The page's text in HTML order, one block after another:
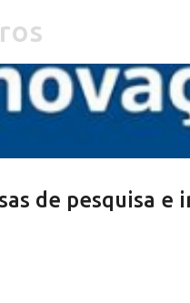
de pesquisa e